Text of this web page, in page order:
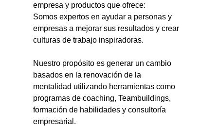
empresa y productos que ofrece:
Somos expertos en ayudar a personas y
empresas a mejorar sus resultados y crear
culturas de trabajo inspiradoras.
Nuestro propósito es generar un cambio
basados en la renovación de la
mentalidad utilizando herramientas como
programas de coaching, Teambuildings,
formación de habilidades y consultoría
empresarial.